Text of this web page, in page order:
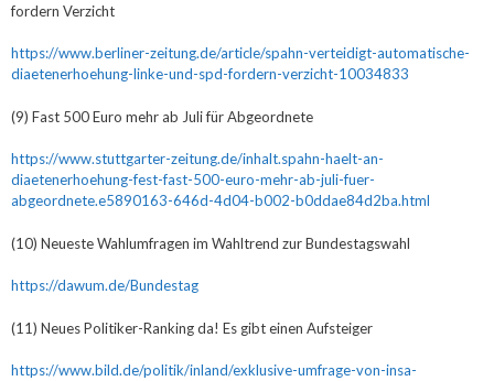
fordern Verzicht
https://www.berliner-zeitung.de/article/spahn-verteidigt-automatische-
diaetenerhoehung-linke-und-spd-fordern-verzicht-10034833
(9) Fast 500 Euro mehr ab Juli für Abgeordnete
https://www.stuttgarter-zeitung.de/inhalt.spahn-haelt-an-
diaetenerhoehung-fest-fast-500-euro-mehr-ab-juli-fuer-
abgeordnete.e5890163-646d-4d04-b002-b0ddae84d2ba.html
(10) Neueste Wahlumfragen im Wahltrend zur Bundestagswahl
https://dawum.de/Bundestag
(11) Neues Politiker-Ranking da! Es gibt einen Aufsteiger
https://www.bild.de/politik/inland/exklusive-umfrage-von-insa-